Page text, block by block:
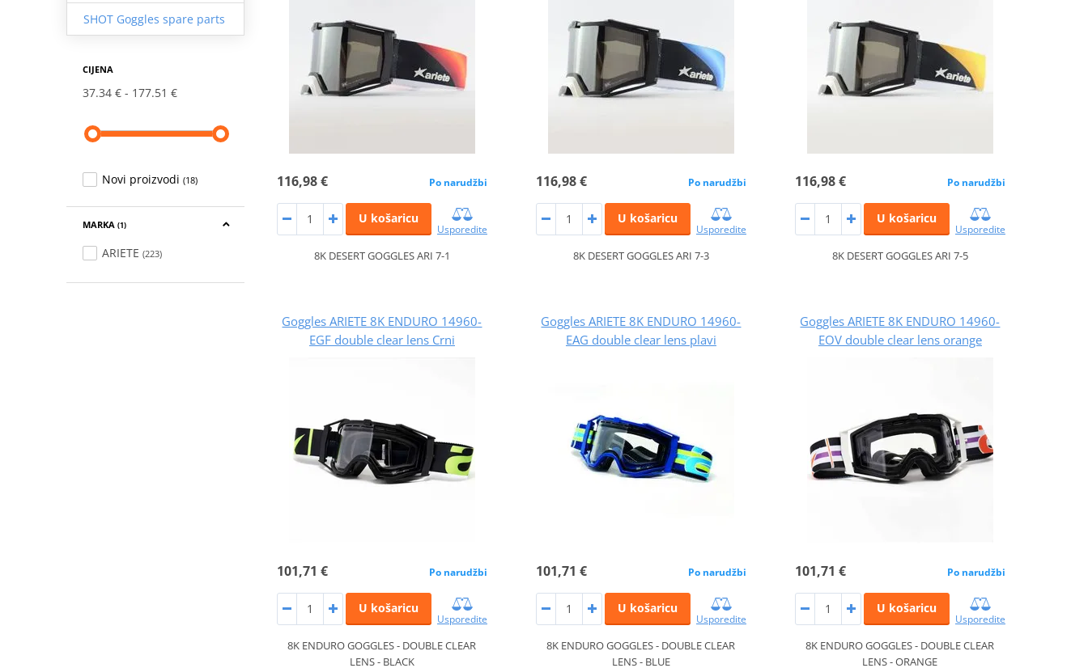
SHOT Goggles spare parts
CIJENA
37.34 € 177.51 €
Novi proizvodi (18)
MARKA (1)
ARIETE (223)
116,98 € Po narudžbi
U košaricu
Usporedite
8K DESERT GOGGLES ARI 7-1
116,98 € Po narudžbi
U košaricu
Usporedite
8K DESERT GOGGLES ARI 7-3
116,98 € Po narudžbi
U košaricu
Usporedite
8K DESERT GOGGLES ARI 7-5
Goggles ARIETE 8K ENDURO 14960-
EGF double clear lens Crni
101,71 € Po narudžbi
U košaricu
Usporedite
8K ENDURO GOGGLES - DOUBLE CLEAR
LENS - BLACK
Goggles ARIETE 8K ENDURO 14960-
EAG double clear lens plavi
101,71 € Po narudžbi
U košaricu
Usporedite
8K ENDURO GOGGLES - DOUBLE CLEAR
LENS - BLUE
Goggles ARIETE 8K ENDURO 14960-
EOV double clear lens orange
101,71 € Po narudžbi
U košaricu
Usporedite
8K ENDURO GOGGLES - DOUBLE CLEAR
LENS - ORANGE